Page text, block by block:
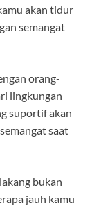
akan tidur
semangat
orang-
lingkungan
suportif akan
saat
bukan
jauh kamu